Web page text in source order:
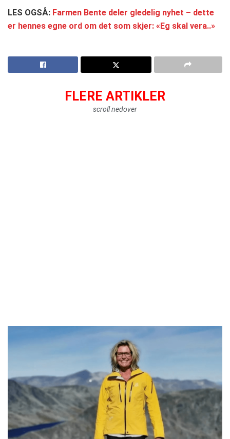
LES OGSÅ: Farmen Bente deler gledelig nyhet – dette
er hennes egne ord om det som skjer: «Eg skal vera..»
FLERE ARTIKLER
scroll nedover